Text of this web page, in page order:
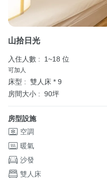
山拾日光
入住人數 : 1~18 位
可加人
床型 : 雙人床 * 9
房間大小 : 90坪
房型設施
空調
暖氣
沙發
雙人床